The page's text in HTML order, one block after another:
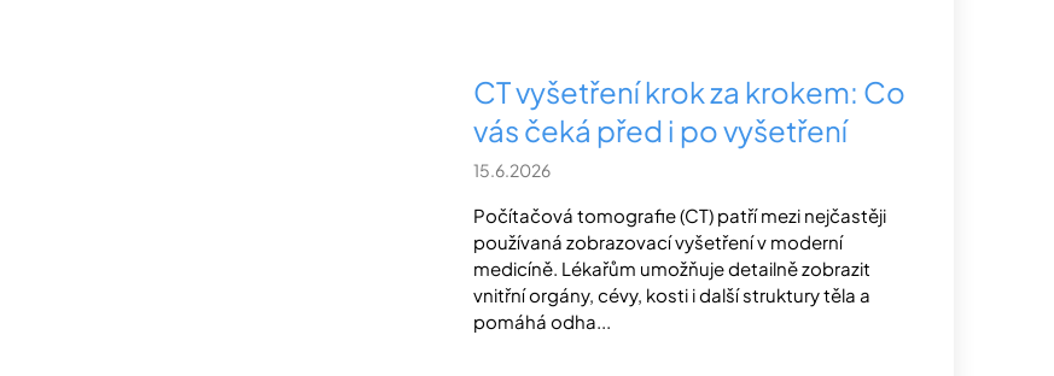
CT vyšetření krok za krokem: Co
vás čeká před i po vyšetření
15.6.2026
Počítačová tomografie (CT) patří mezi nejčastěji
používaná zobrazovací vyšetření v moderní
medicíně. Lékařům umožňuje detailně zobrazit
vnitřní orgány, cévy, kosti i další struktury těla a
pomáhá odha...